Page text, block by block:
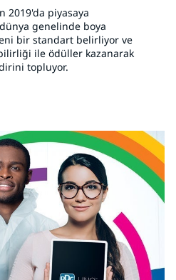
2019'da piyasaya
genelinde boya
bir standart belirliyor ve
ile ödüller kazanarak
topluyor.